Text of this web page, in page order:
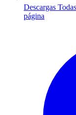
Descargas
página